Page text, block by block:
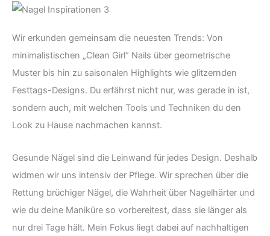
Wir erkunden gemeinsam die neuesten Trends: Von
minimalistischen „Clean Girl“ Nails über geometrische
Muster bis hin zu saisonalen Highlights wie glitzernden
Festtags-Designs. Du erfährst nicht nur, was gerade in ist,
sondern auch, mit welchen Tools und Techniken du den
Look zu Hause nachmachen kannst.
Gesunde Nägel sind die Leinwand für jedes Design. Deshalb
widmen wir uns intensiv der Pflege. Wir sprechen über die
Rettung brüchiger Nägel, die Wahrheit über Nagelhärter und
wie du deine Maniküre so vorbereitest, dass sie länger als
nur drei Tage hält. Mein Fokus liegt dabei auf nachhaltigen